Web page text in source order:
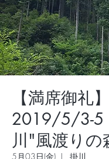
【満席御礼】
2019/5/3-5
川"風渡りの
5月03日(金)
  |
掛川